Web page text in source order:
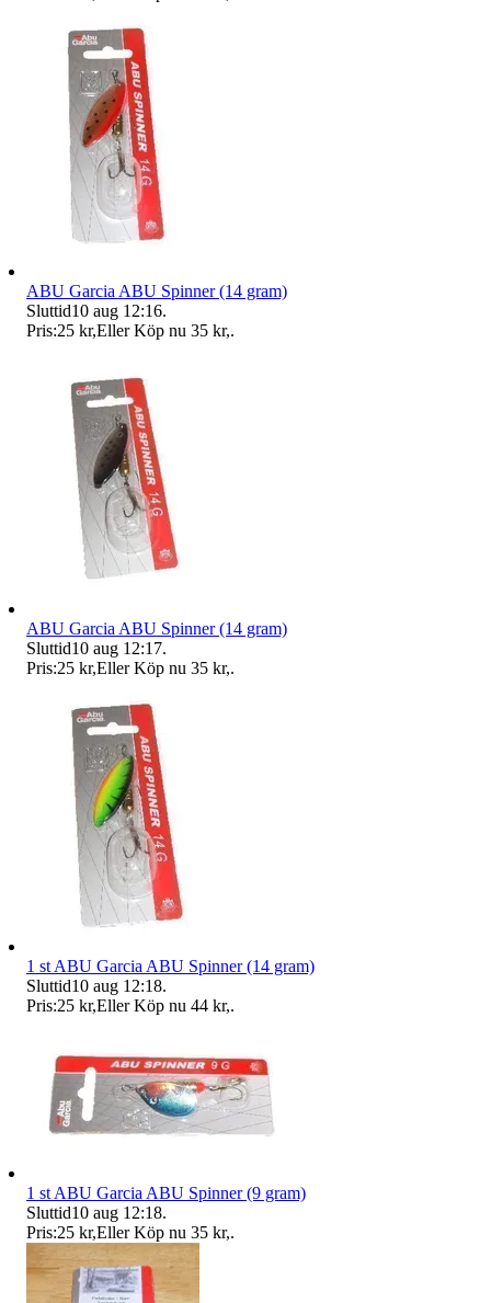
ABU Garcia ABU Spinner (14 gram)
Sluttid10 aug 12:16.
Pris:25 kr,Eller Köp nu 35 kr,.
ABU Garcia ABU Spinner (14 gram)
Sluttid10 aug 12:17.
Pris:25 kr,Eller Köp nu 35 kr,.
1 st ABU Garcia ABU Spinner (14 gram)
Sluttid10 aug 12:18.
Pris:25 kr,Eller Köp nu 44 kr,.
1 st ABU Garcia ABU Spinner (9 gram)
Sluttid10 aug 12:18.
Pris:25 kr,Eller Köp nu 35 kr,.